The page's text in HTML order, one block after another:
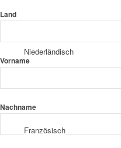
Niederländisch
Französisch
Land
Vorname
Nachname